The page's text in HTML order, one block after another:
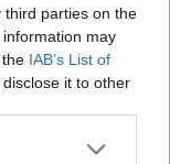
third parties on the
information may
IAB’s List of
it to other